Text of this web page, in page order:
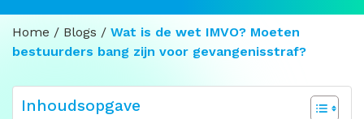
Home / Blogs / Wat is de wet IMVO? Moeten
bestuurders bang zijn voor gevangenisstraf?
Inhoudsopgave